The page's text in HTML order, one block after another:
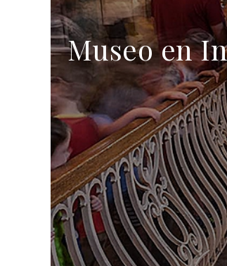
Museo en